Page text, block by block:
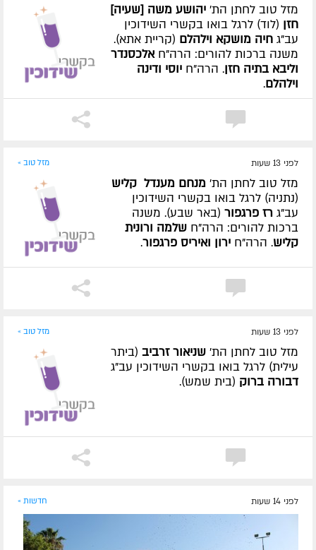
מזל טוב לחתן הת' יהושע משה [שעיה]
חזן (לוד) לרגל בואו בקשרי השידוכין
עב"ג חיה מושקא וילהלם (קריית אתא).
משנה ברכות להורים: הרה"חאלכסנדר
וליבא בתיה חזן. הרה"ח יוסי ודינה
וילהלם.
לפני 13 שעות מזל טוב »
מזל טוב לחתן הת' מנחם מענדל קליש
(נתניה) לרגל בואו בקשרי השידוכין
עב"ג רז פרגפור (באר שבע). משנה
ברכות להורים: הרה"ח שלמה ורונית
קליש. הרה"ח ירון ואיריס פרגפור.
לפני 13 שעות מזל טוב »
מזל טוב לחתן הת' שניאור זרביב (ביתר
עילית) לרגל בואו בקשרי השידוכין עב"ג
דבורה ברוק (בית שמש).
לפני 14 שעות חדשות »